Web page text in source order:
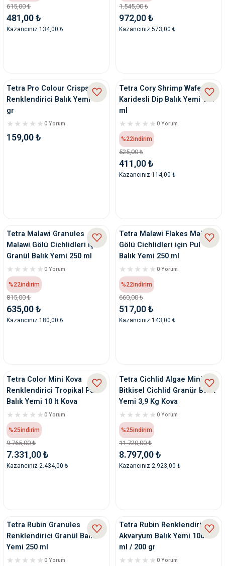
615,00 ₺
481,00 ₺
Kazancınız 134,00 ₺
1.545,00 ₺
972,00 ₺
Kazancınız 573,00 ₺
Tetra Pro Colour Crisps Cips
Renklendirici Balık Yemi 12
gr
0 Yorum
159,00 ₺
Tetra Cory Shrimp Wafers
Karidesli Dip Balık Yemi 100
ml
0 Yorum
%22indirim
525,00 ₺
411,00 ₺
Kazancınız 114,00 ₺
Tetra Malawi Granules
Malawi Gölü Cichlidleri için
Granül Balık Yemi 250 ml
0 Yorum
%22indirim
815,00 ₺
635,00 ₺
Kazancınız 180,00 ₺
Tetra Malawi Flakes Malawi
Gölü Cichlidleri için Pul
Balık Yemi 250 ml
0 Yorum
%22indirim
660,00 ₺
517,00 ₺
Kazancınız 143,00 ₺
Tetra Color Mini Kova
Renklendirici Tropikal Pul
Balık Yemi 10 lt Kova
0 Yorum
%25indirim
9.765,00 ₺
7.331,00 ₺
Kazancınız 2.434,00 ₺
Tetra Cichlid Algae Mini
Bitkisel Cichlid Granür Balık
Yemi 3,9 Kg Kova
0 Yorum
%25indirim
11.720,00 ₺
8.797,00 ₺
Kazancınız 2.923,00 ₺
Tetra Rubin Granules
Renklendirici Granül Balık
Yemi 250 ml
0 Yorum
Tetra Rubin Renklendirici
Akvaryum Balık Yemi 1000
ml / 200 gr
0 Yorum